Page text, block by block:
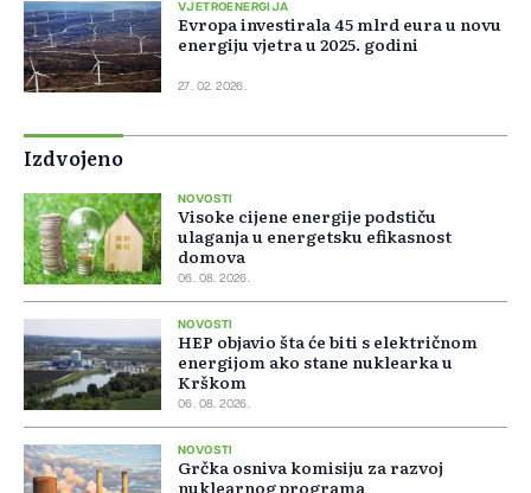
VJETROENERGIJA
Evropa investirala 45 mlrd eura u novu
energiju vjetra u 2025. godini
27. 02. 2026.
Izdvojeno
NOVOSTI
Visoke cijene energije podstiču
ulaganja u energetsku efikasnost
domova
06. 08. 2026.
NOVOSTI
HEP objavio šta će biti s električnom
energijom ako stane nuklearka u
Krškom
06. 08. 2026.
NOVOSTI
Grčka osniva komisiju za razvoj
nuklearnog programa